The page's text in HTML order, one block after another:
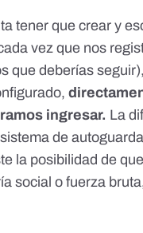
tener que crear y
vez que nos
que deberías
ingresar. La
de
la posibilidad de
social o fuerza